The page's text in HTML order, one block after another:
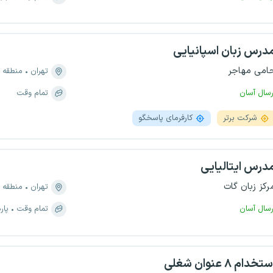
زبان اسپانیایی
مهاجر
آسان
تهران
منطقه ۲، مرزداران
تمام وقت
شرکت برتر کارفرمای پاسخگو
ایتالیایی
زبان گات
آسان
تهران
منطقه ۶، میدان ولیعصر
تمام وقت
۸ عنوان شغلی